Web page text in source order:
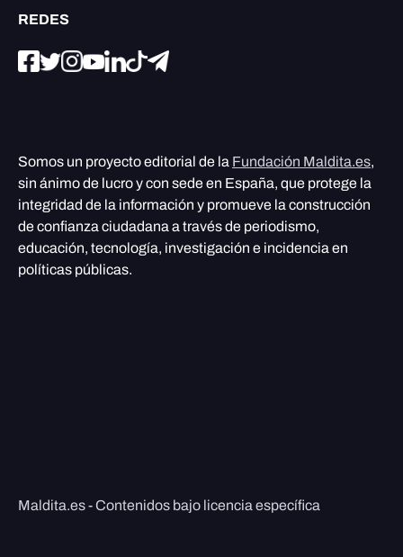
REDES
Somos un proyecto editorial de la Fundación Maldita.es,
sin ánimo de lucro y con sede en España, que protege la
integridad de la información y promueve la construcción
de confianza ciudadana a través de periodismo,
educación, tecnología, investigación e incidencia en
políticas públicas.
Maldita.es - Contenidos bajo licencia específica